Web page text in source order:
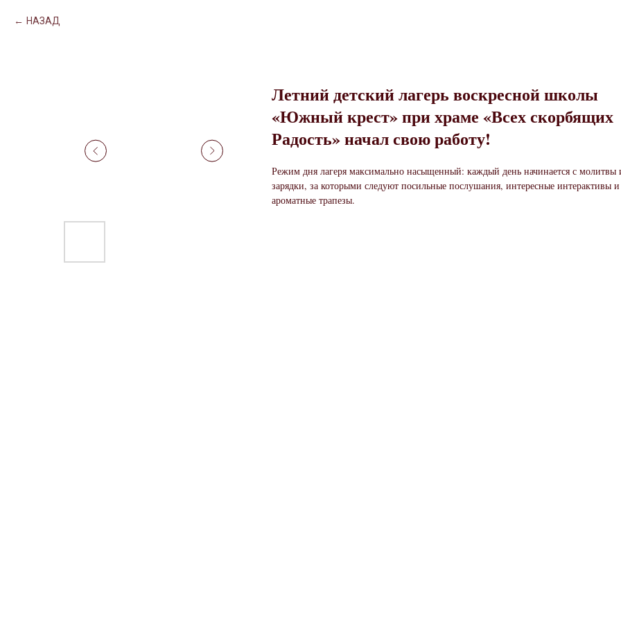
НАЗАД
Летний детский лагерь воскресной школы
«Южный крест» при храме «Всех скорбящих
Радость» начал свою работу!
Режим дня лагеря максимально насыщенный: каждый день начинается с молитвы
зарядки, за которыми следуют посильные послушания, интересные интерактивы и
ароматные трапезы.